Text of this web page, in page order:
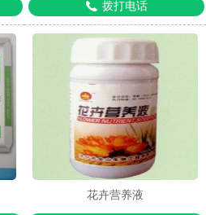
1
拨打电话
花卉营养液